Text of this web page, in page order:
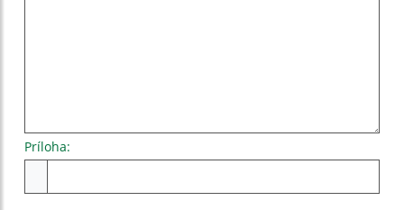
Príloha: